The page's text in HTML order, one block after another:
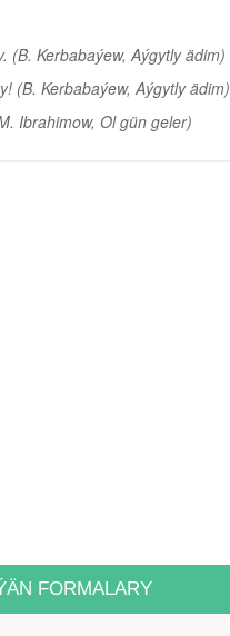
(B. Kerbabaýew, Aýgytly ädim)
(B. Kerbabaýew, Aýgytly ädim)
Ibrahimow, Ol gün geler)
FORMALARY